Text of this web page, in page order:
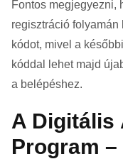
Fontos megjegyezni,
regisztráció folyamán
kódot, mivel a
kóddal lehet majd
a belépéshez.
A Digitális
Program –